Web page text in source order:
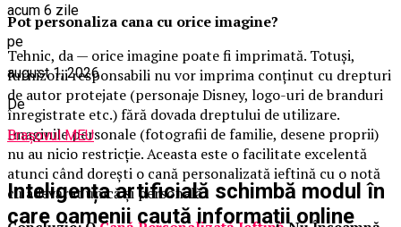
Pot personaliza cana cu orice imagine?
Tehnic, da — orice imagine poate fi imprimată. Totuși,
furnizorii responsabili nu vor imprima conținut cu drepturi
de autor protejate (personaje Disney, logo-uri de branduri
înregistrate etc.) fără dovada dreptului de utilizare.
Imaginile personale (fotografii de familie, desene proprii)
nu au nicio restricție. Aceasta este o facilitate excelentă
atunci când dorești o cană personalizată ieftină cu o notă
cu adevărat unică și personală.
acum 6 zile
pe
august 1, 2026
De
Brașovul MEU
Inteligența artificială schimbă modul în
care oamenii caută informații online